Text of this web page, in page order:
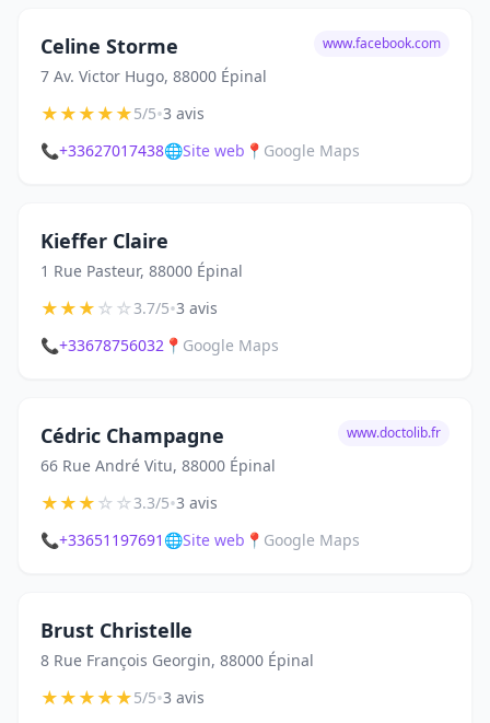
Celine Storme
7 Av. Victor Hugo, 88000 Épinal
www.facebook.com
★★★★★5/5•3 avis
📞+33627017438🌐Site web 📍 Google Maps
Kieffer Claire
1 Rue Pasteur, 88000 Épinal
★★★☆☆3.7/5•3 avis
📞+33678756032 📍 Google Maps
Cédric Champagne
66 Rue André Vitu, 88000 Épinal
www.doctolib.fr
★★★☆☆3.3/5•3 avis
📞+33651197691 🌐Site web 📍 Google Maps
Brust Christelle
8 Rue François Georgin, 88000 Épinal
★★★★★5/5•3 avis